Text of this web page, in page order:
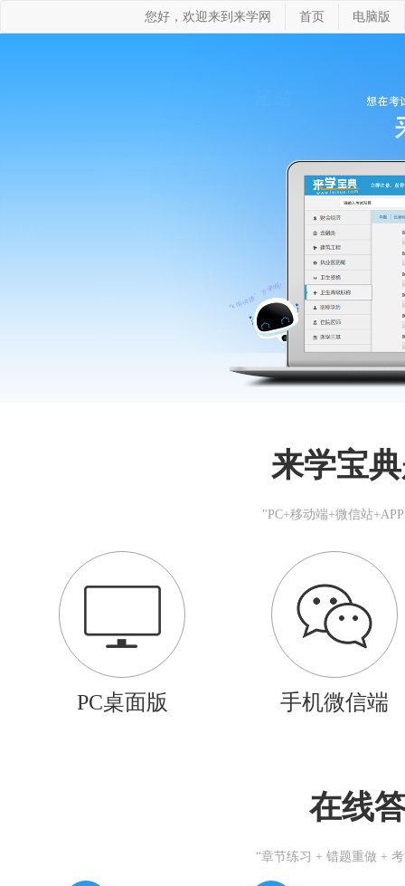
您好，欢迎来到来学网 首页 电脑版
来学宝
"PC+移动端+微信站
PC桌面版 手机微信端
在线
“章节练习 + 错题重做 +